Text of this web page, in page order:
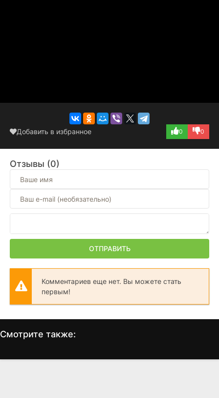
Добавить в избранное 0 0
Отзывы (0)
ОТПРАВИТЬ
Комментариев еще нет. Вы можете стать
первым!
Смотрите также:
Немножко беременна Вальс с Баширом